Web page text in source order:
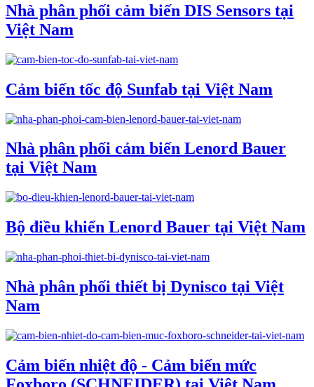
Nhà phân phối cảm biến DIS Sensors tại
Việt Nam
Cảm biến tốc độ Sunfab tại Việt Nam
Nhà phân phối cảm biến Lenord Bauer
tại Việt Nam
Bộ điều khiển Lenord Bauer tại Việt Nam
Nhà phân phối thiết bị Dynisco tại Việt
Nam
Cảm biến nhiệt độ - Cảm biến mức